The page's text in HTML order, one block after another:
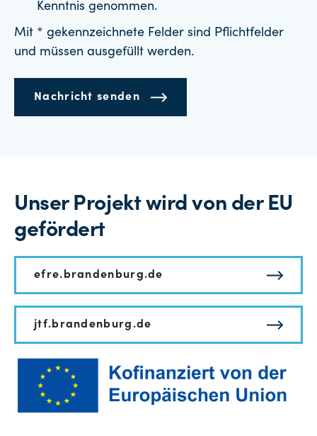
Kenntnis genommen.
Mit * gekennzeichnete Felder sind Pflichtfelder
und müssen ausgefüllt werden.
Nachricht senden
Unser Projekt wird von der EU
gefördert
efre.brandenburg.de
jtf.brandenburg.de